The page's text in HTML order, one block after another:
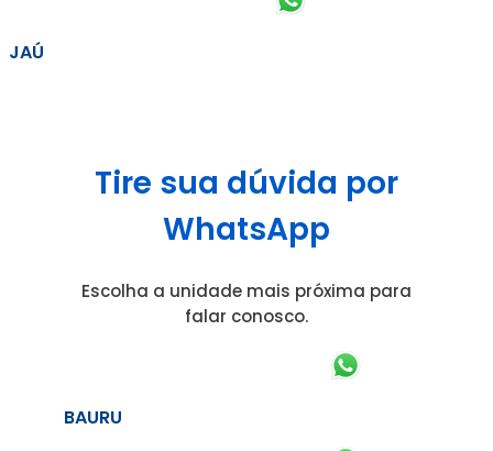
JAÚ
Tire sua dúvida por
WhatsApp
Escolha a unidade mais próxima para
falar conosco.
BAURU